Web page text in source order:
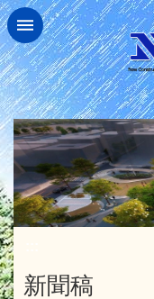
跳到主要內容區塊
新聞稿